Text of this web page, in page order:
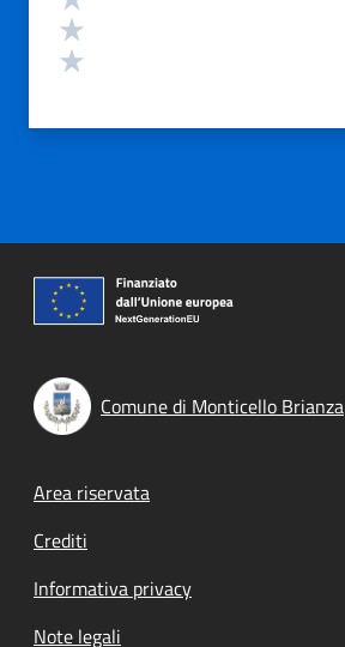
Comune di Monticello Brianza
Footer menu
Area riservata
Crediti
Informativa privacy
Note legali